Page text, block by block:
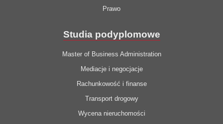
Prawo
Studia podyplomowe
Master of Business Administration
Mediacje i negocjacje
Rachunkowość i finanse
Transport drogowy
Wycena nieruchomości